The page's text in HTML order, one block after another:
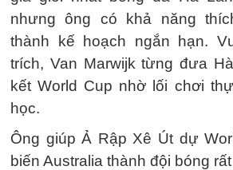
nhưng ông có khả năng
thành kế hoạch ngắn hạn.
trích, Van Marwijk từng đưa
kết World Cup nhờ lối chơi
học.
Ông giúp Ả Rập Xê Út dự
biến Australia thành đội bóng